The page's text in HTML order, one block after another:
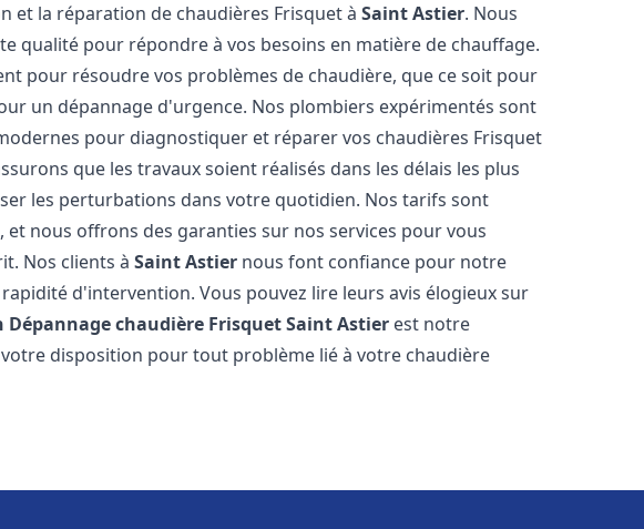
et la réparation de chaudières Frisquet àSaint Astier. Nous
qualité pour répondre à vos besoins en matière de chauffage.
pour résoudre vos problèmes de chaudière, que ce soit pour
un dépannage d'urgence. Nos plombiers expérimentés sont
pour diagnostiquer et réparer vos chaudières Frisquet
que les travaux soient réalisés dans les délais les plus
les perturbations dans votre quotidien. Nos tarifs sont
nous offrons des garanties sur nos services pour vous
Nos clients àSaint Astier nous font confiance pour notre
d'intervention. Vous pouvez lire leurs avis élogieux sur
chaudière FrisquetSaint Astier est notre
disposition pour tout problème lié à votre chaudière